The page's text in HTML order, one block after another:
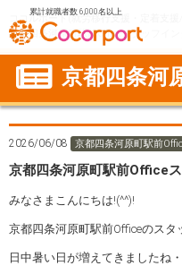
累計就職者数 6,000名以上
ココルポート(就労移行支援・定着支
京都四条河原町駅前Officeスタッフイン
京都四条河
2026/06/08 京都四条河原町駅前
京都四条河原町駅前Office
みなさまこんにちは!(^^)!
京都四条河原町駅前Officeのスタ
日中暑い日が増えてきましたね